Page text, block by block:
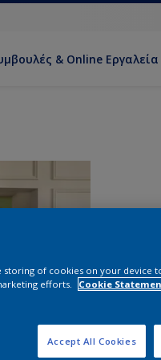
& Online Εργαλεία
storing of cookies on your device
efforts.
Cookie
Accept All Cookies